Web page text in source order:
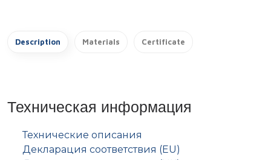
Description Materials Certificate
Техническая информация
Технические описания
Декларация соответствия (EU)